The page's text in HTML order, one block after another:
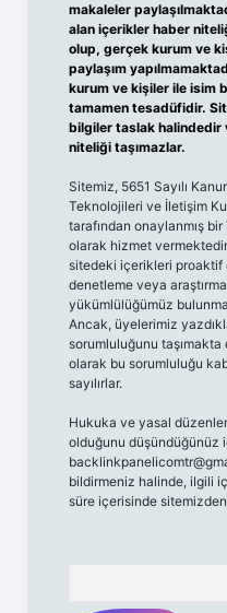
makaleler
alan içerikler haber
olup, gerçek kurum ve
paylaşım
kurum ve kişiler ile isim
tamamen tesadüfidir.
bilgiler taslak halindedir
niteliği taşımazlar.
Sitemiz, 5651 Sayılı
Teknolojileri ve İletişim
tarafından onaylanmış bir
olarak hizmet
sitedeki içerikleri proaktif
denetleme veya araştırma
yükümlülüğümüz
Ancak, üyelerimiz
sorumluluğunu
olarak bu sorumluluğu
sayılırlar.
Hukuka ve yasal
olduğunu düşündüğünüz
bildirmeniz halinde, ilgili
süre içerisinde sitemizden